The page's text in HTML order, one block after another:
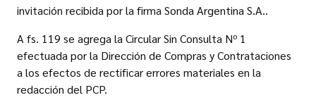
invitación recibida por la firma Sonda Argentina S.A..
A fs. 119 se agrega la Circular Sin Consulta Nº 1
efectuada por la Dirección de Compras y Contrataciones
a los efectos de rectificar errores materiales en la
redacción del PCP.